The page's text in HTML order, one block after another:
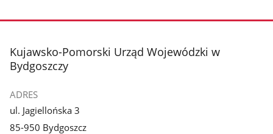
stopka
Kujawsko-Pomorski Urząd Wojewódzki w
Bydgoszczy
ADRES
ul. Jagiellońska 3
85-950 Bydgoszcz